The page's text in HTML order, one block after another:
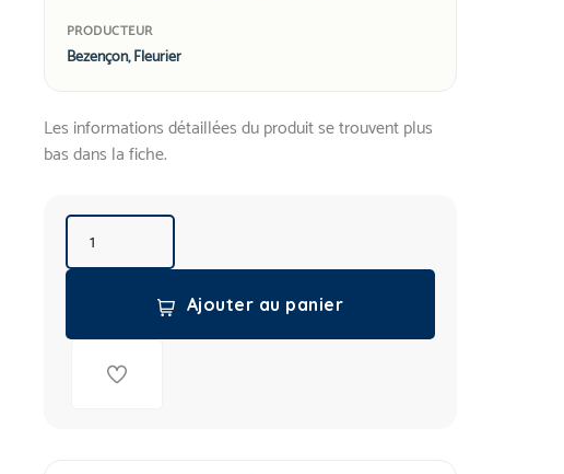
PRODUCTEUR
Bezençon, Fleurier
Les informations détaillées du produit se trouvent plus
bas dans la fiche.
Ajouter au panier